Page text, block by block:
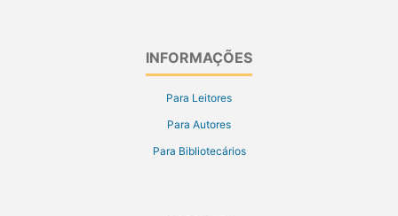
INFORMAÇÕES
Para Leitores
Para Autores
Para Bibliotecários